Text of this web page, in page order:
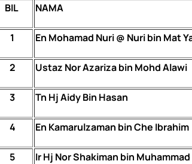
BIL NAMA
1 En Mohamad Nuri @ Nuri bin Mat
2 Ustaz Nor Azariza bin Mohd Alawi
3 Tn Hj Aidy Bin Hasan
4 En Kamarulzaman bin Che Ibrahim
5 Ir Hj Nor Shakiman bin Muhammad